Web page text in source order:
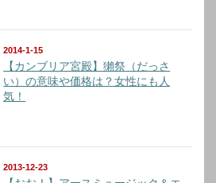
2014-1-15
【カンブリア宮殿】獺祭（だっさ
い）の意味や価格は？女性にも人
気！
2013-12-23